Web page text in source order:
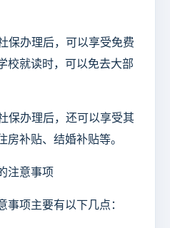
保办理后，可以享受免费
校就读时，可以免去大部
保办理后，还可以享受其
房补贴、结婚补贴等。
注意事项
事项主要有以下几点：